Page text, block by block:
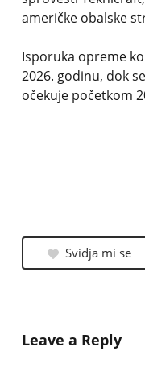
američke obalske
Isporuka opreme
2026. godinu, dok
očekuje početkom
Svidja mi se
Leave a Reply